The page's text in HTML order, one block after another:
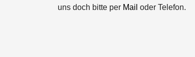
uns doch bitte per Mail oder Telefon.